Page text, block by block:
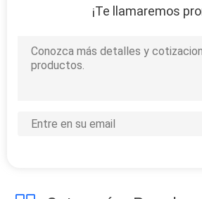
conector
¡Te llamaremos